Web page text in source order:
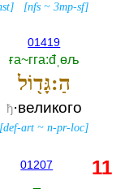
[nfs ~3mp-sf]
]
01419
ға~гга:đˌөљ
הַ:גָּד֖וֹל
ђ·великого
[def-art ~n-pr-loc]
01207 11